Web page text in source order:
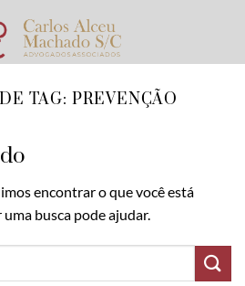
TAG: PREVENÇÃO
encontrar o que você está
busca pode ajudar.